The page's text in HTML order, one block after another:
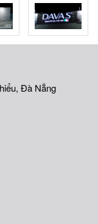
Đà Nẵng